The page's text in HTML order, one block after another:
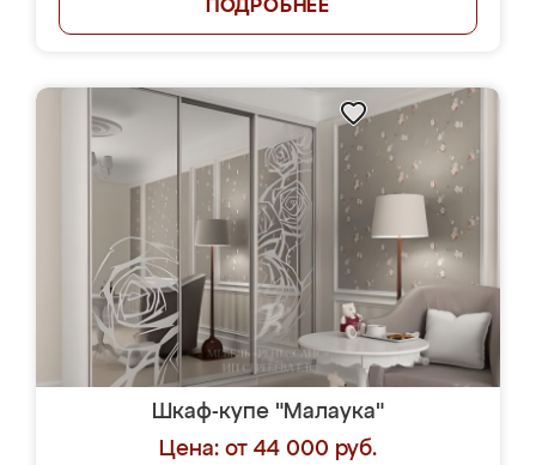
ПОДРОБНЕЕ
Шкаф-купе "Малаука"
Цена: от 44 000 руб.